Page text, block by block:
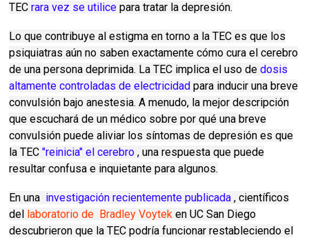
TECrara vez se utilice para tratar la depresión.
Lo que contribuye al estigma en torno a la TEC es que los
psiquiatras aún no saben exactamente cómo cura el cerebro
de una persona deprimida. La TEC implica el uso dedosis
altamente controladas de electricidad para inducir una breve
convulsión bajo anestesia.A menudo, la mejor descripción
que escuchará de un médico sobre por qué una breve
convulsión puede aliviar los síntomas de depresión es que
la TEC"reinicia" el cerebro , una respuesta que puede
resultar confusa e inquietante para algunos.
En una investigación recientemente publicada , científicos
del laboratorio de Bradley Voytek en UC San Diego
descubrieron que la TEC podría funcionar restableciendo el